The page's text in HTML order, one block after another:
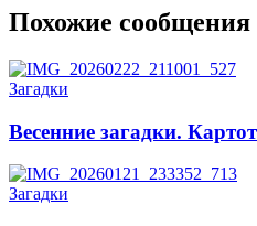
Похожие сообщения
Загадки
Весенние загадки.
Загадки